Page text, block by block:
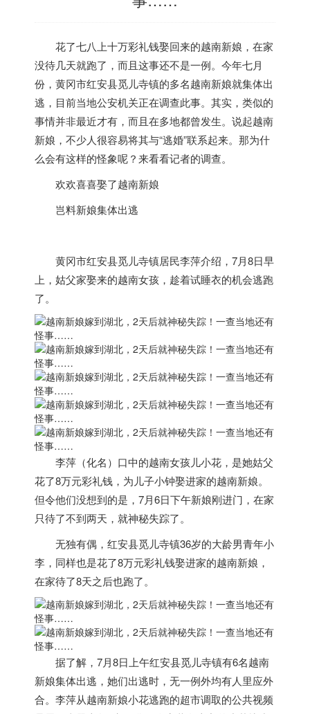
花了七八上十万彩礼钱娶回来的越南新娘，在家
没待几天就跑了，而且这事还不是一例。今年七月
份，黄冈市红安县觅儿寺镇的多名越南新娘就集体出
逃，目前当地公安机关正在调查此事。其实，类似的
事情并非最近才有，而且在多地都曾发生。说起越南
新娘，不少人很容易将其与“逃婚”联系起来。那为什
么会有这样的怪象呢？来看看记者的调查。
欢欢喜喜娶了越南新娘
岂料新娘集体出逃
黄冈市红安县觅儿寺镇居民李萍介绍，7月8日早
上，姑父家娶来的越南女孩，趁着试睡衣的机会逃跑
了。
李萍（化名）口中的越南女孩儿小花，是她姑父
花了8万元彩礼钱，为儿子小钟娶进家的越南新娘。
但令他们没想到的是，7月6日下午新娘刚进门，在家
只待了不到两天，就神秘失踪了。
无独有偶，红安县觅儿寺镇36岁的大龄男青年小
李，同样也是花了8万元彩礼钱娶进家的越南新娘，
在家待了8天之后也跑了。
据了解， 7月8日上午红安县觅儿寺镇有6名越南
新娘集体出逃，她们出逃时，无一例外均有人里应外
合。 李萍从越南新娘小花逃跑的超市调取的公共视频